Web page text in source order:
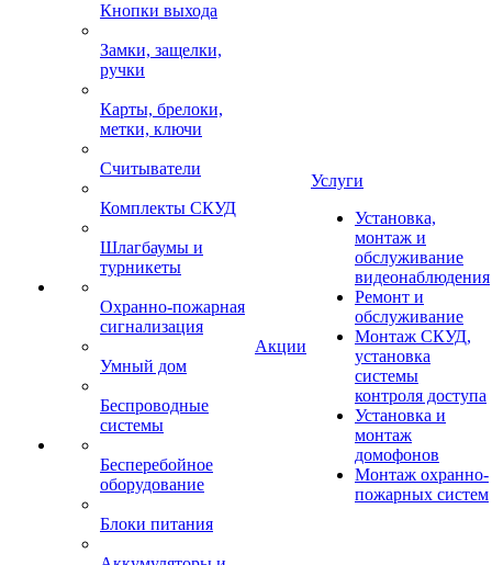
Кнопки выхода
Замки, защелки,
ручки
Карты, брелоки,
метки, ключи
Считыватели
Комплекты СКУД
Шлагбаумы и
турникеты
Охранно-пожарная
сигнализация
Умный дом
Беспроводные
системы
Бесперебойное
оборудование
Блоки питания
Акции
Услуги
Установка,
монтаж и
обслуживание
видеонаблюдения
Ремонт и
обслуживание
Монтаж СКУД,
установка
системы
контроля доступа
Установка и
монтаж
домофонов
Монтаж охранно-
пожарных систем